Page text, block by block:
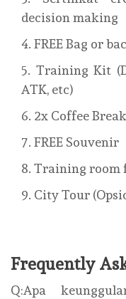
decision making
FREE Bag or
Training Kit
ATK, etc)
2x Coffee
FREE Souvenir
Training room
City Tour
Frequently
Q:Apa